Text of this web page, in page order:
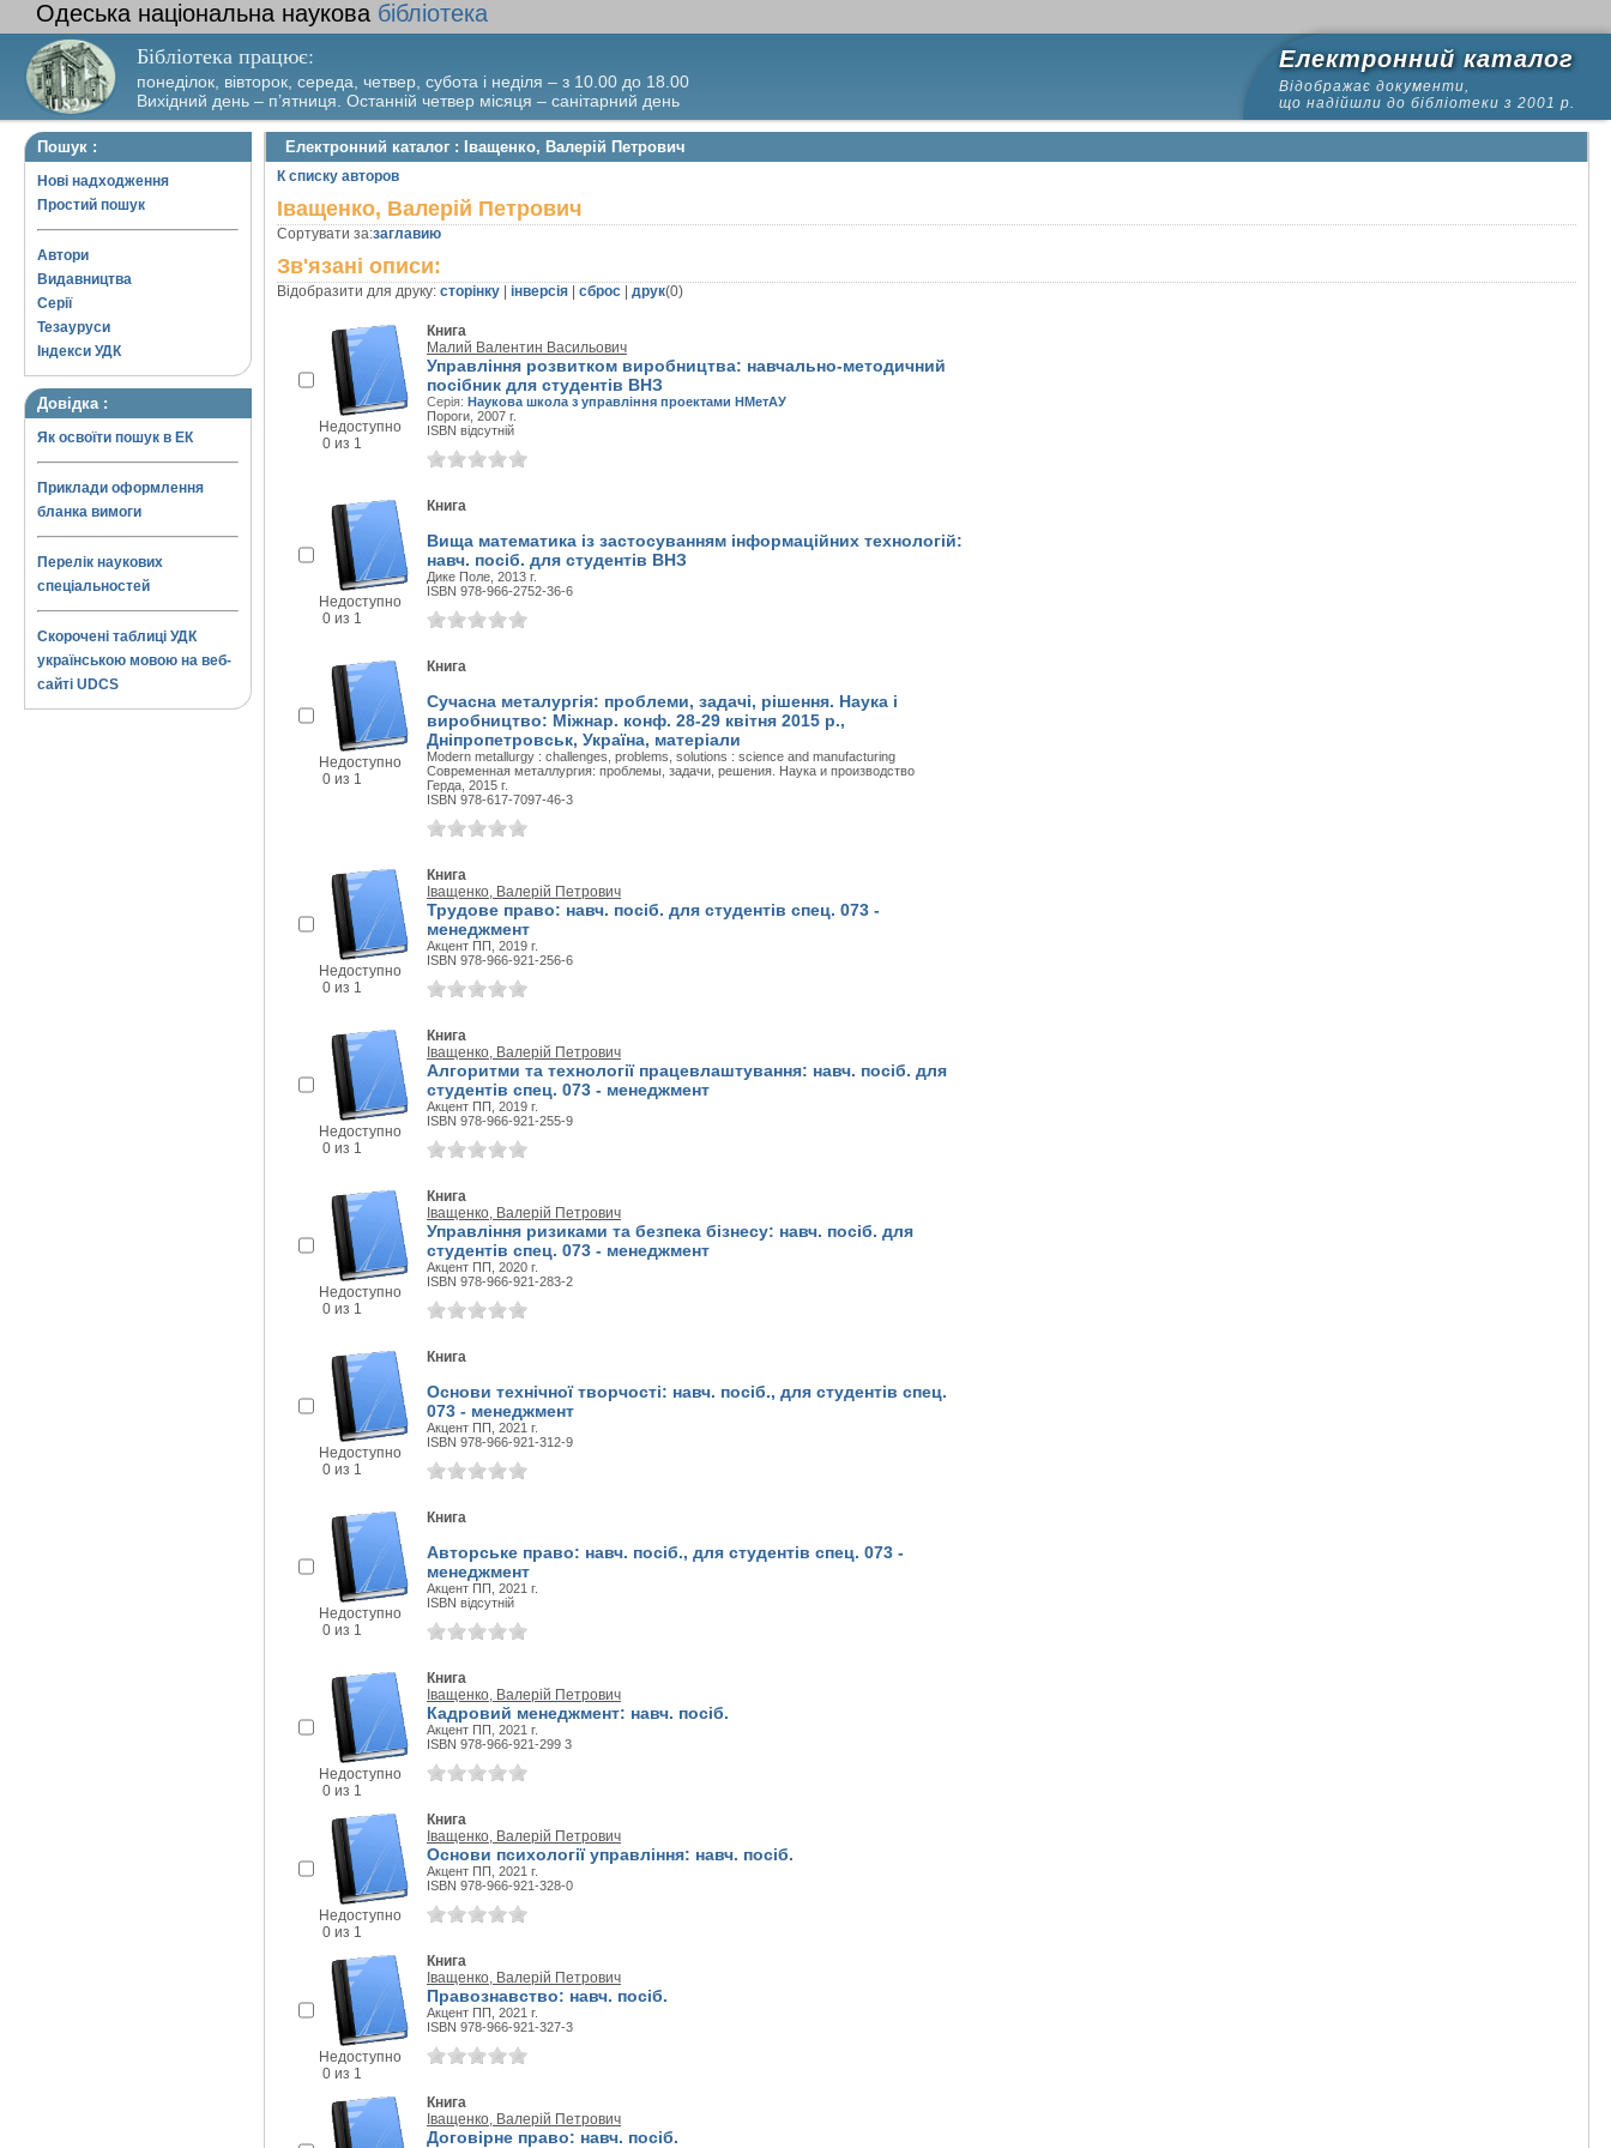
Одеська національна наукова бібліотека
Бібліотека працює:
понеділок, вівторок, середа, четвер, субота і неділя – з 10.00 до 18.00
Вихідний день – п’ятниця. Останній четвер місяця – санітарний день
Електронний каталог
Відображає документи,
що надійшли до бібліотеки з 2001 р.
Пошук :
Нові надходження
Простий пошук
Автори
Видавництва
Серії
Тезауруси
Індекси УДК
Довідка :
Як освоїти пошук в ЕК
Приклади оформлення
бланка вимоги
Перелік наукових
спеціальностей
Скорочені таблиці УДК
українською мовою на веб-
сайті UDCS
Електронний каталог : Іващенко, Валерій Петрович
К списку авторов
Іващенко, Валерій Петрович
Сортувати за:заглавию
Зв'язані описи:
Відобразити для друку: сторінку інверсія сброс друк(0)
Недоступно
0 из 1
Книга
Малий Валентин Васильович
Управління розвитком виробництва: навчально-методичний
посібник для студентів ВНЗ
Серія: Наукова школа з управління проектами НМетАУ
Пороги, 2007 г.
ISBN відсутній
Недоступно
0 из 1
Книга
Вища математика із застосуванням інформаційних технологій:
навч. посіб. для студентів ВНЗ
Дике Поле, 2013 г.
ISBN 978-966-2752-36-6
Недоступно
0 из 1
Книга
Сучасна металургія: проблеми, задачі, рішення. Наука і
виробництво: Міжнар. конф. 28-29 квітня 2015 р.,
Дніпропетровськ, Україна, матеріали
Modern metallurgy : challenges, problems, solutions : science and manufacturing
Современная металлургия: проблемы, задачи, решения. Наука и производство
Герда, 2015 г.
ISBN 978-617-7097-46-3
Недоступно
0 из 1
Книга
Іващенко, Валерій Петрович
Трудове право: навч. посіб. для студентів спец. 073 -
менеджмент
Акцент ПП, 2019 г.
ISBN 978-966-921-256-6
Недоступно
0 из 1
Книга
Іващенко, Валерій Петрович
Алгоритми та технології працевлаштування: навч. посіб. для
студентів спец. 073 - менеджмент
Акцент ПП, 2019 г.
ISBN 978-966-921-255-9
Недоступно
0 из 1
Книга
Іващенко, Валерій Петрович
Управління ризиками та безпека бізнесу: навч. посіб. для
студентів спец. 073 - менеджмент
Акцент ПП, 2020 г.
ISBN 978-966-921-283-2
Недоступно
0 из 1
Книга
Основи технічної творчості: навч. посіб., для студентів спец.
073 - менеджмент
Акцент ПП, 2021 г.
ISBN 978-966-921-312-9
Недоступно
0 из 1
Книга
Авторське право: навч. посіб., для студентів спец. 073 -
менеджмент
Акцент ПП, 2021 г.
ISBN відсутній
Недоступно
0 из 1
Книга
Іващенко, Валерій Петрович
Кадровий менеджмент: навч. посіб.
Акцент ПП, 2021 г.
ISBN 978-966-921-299 3
Недоступно
0 из 1
Книга
Іващенко, Валерій Петрович
Основи психології управління: навч. посіб.
Акцент ПП, 2021 г.
ISBN 978-966-921-328-0
Недоступно
0 из 1
Книга
Іващенко, Валерій Петрович
Правознавство: навч. посіб.
Акцент ПП, 2021 г.
ISBN 978-966-921-327-3
Книга
Іващенко, Валерій Петрович
Договірне право: навч. посіб.